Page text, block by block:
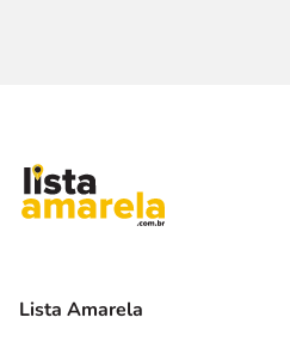
Lista Amarela